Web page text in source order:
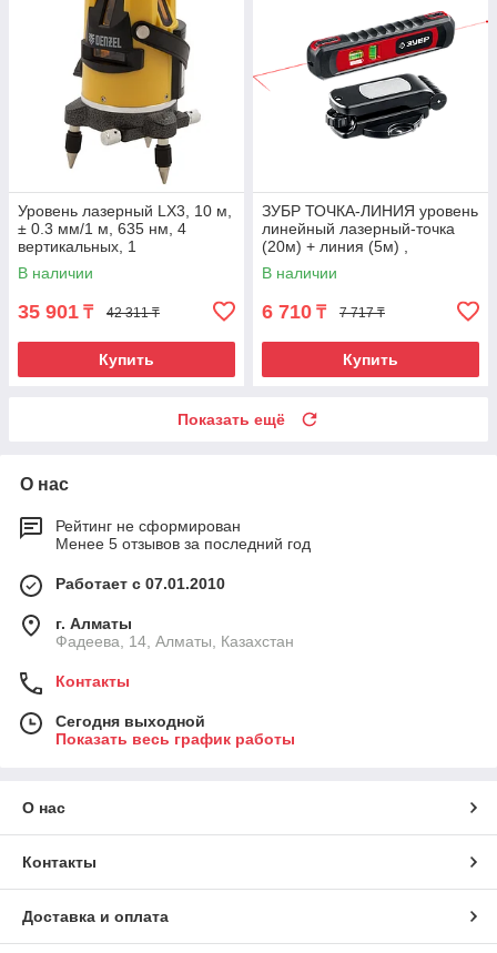
Уровень лазерный LX3, 10 м,
± 0.3 мм/1 м, 635 нм, 4
вертикальных, 1
горизонтальная плоскости,
резьба 5/8"
В наличии
35 901 ₸ 42 311 ₸
Купить
ЗУБР ТОЧКА-ЛИНИЯ уровень
линейный лазерный-точка
(20м) + линия (5м) ,
подставка-штатив, точн.
+/-0,4 мм/м,
В наличии
6 710 ₸ 7 717 ₸
Купить
Показать ещё
О нас
Рейтинг не сформирован
Менее 5 отзывов за последний год
Работает с 07.01.2010
г. Алматы
Фадеева, 14, Алматы, Казахстан
Контакты
Сегодня выходной
Показать весь график работы
О нас
Контакты
Доставка и оплата